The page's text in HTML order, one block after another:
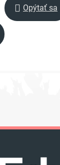
Opýtať sa